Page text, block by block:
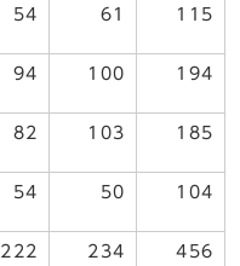
54 61 115
94 100 194
82 103 185
54 50 104
222 234 456